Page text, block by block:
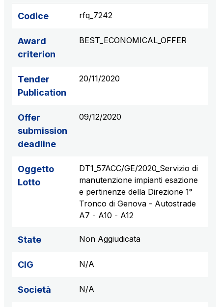
Codice rfq_7242
Award
criterion
BEST_ECONOMICAL_OFFER
Tender
Publication
20/11/2020
Offer
submission
deadline
09/12/2020
Oggetto
Lotto
DT1_57ACC/GE/2020_Servizio di
manutenzione impianti esazione
e pertinenze della Direzione 1°
Tronco di Genova - Autostrade
A7 - A10 - A12
State Non Aggiudicata
CIG N/A
Società N/A